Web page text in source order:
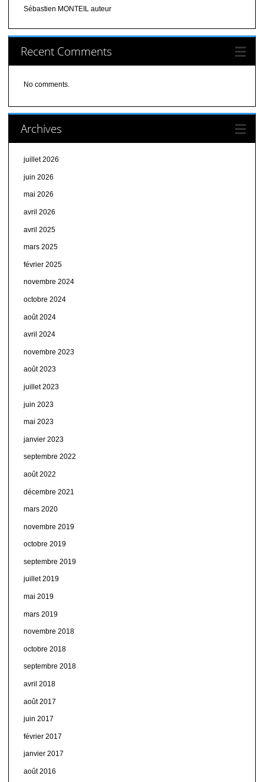
Sébastien MONTEIL auteur
Recent Comments
No comments.
Archives
juillet 2026
juin 2026
mai 2026
avril 2026
avril 2025
mars 2025
février 2025
novembre 2024
octobre 2024
août 2024
avril 2024
novembre 2023
août 2023
juillet 2023
juin 2023
mai 2023
janvier 2023
septembre 2022
août 2022
décembre 2021
mars 2020
novembre 2019
octobre 2019
septembre 2019
juillet 2019
mai 2019
mars 2019
novembre 2018
octobre 2018
septembre 2018
avril 2018
août 2017
juin 2017
février 2017
janvier 2017
août 2016